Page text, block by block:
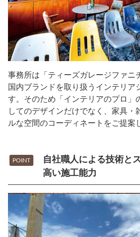
事務所は「ティーズガレージファニ
国内ブランドを取り扱うインテリア
す。そのため「インテリアのプロ」
してのデザインだけでなく、家具・
ルな空間のコーディネートをご提案
POINT
自社職人による技術と
高い施工能力